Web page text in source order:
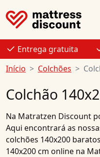
Entrega gratuita
Início
Colchões
Colchão
Na Matratzen Discount
Aqui encontrará as
colchões 140x200 baratos
140x200 cm online na